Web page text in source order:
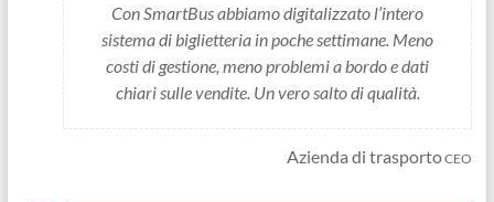
Con SmartBus abbiamo digitalizzato l’intero
sistema di biglietteria in poche settimane. Meno
costi di gestione, meno problemi a bordo e dati
chiari sulle vendite. Un vero salto di qualità.
Azienda di trasportoCEO